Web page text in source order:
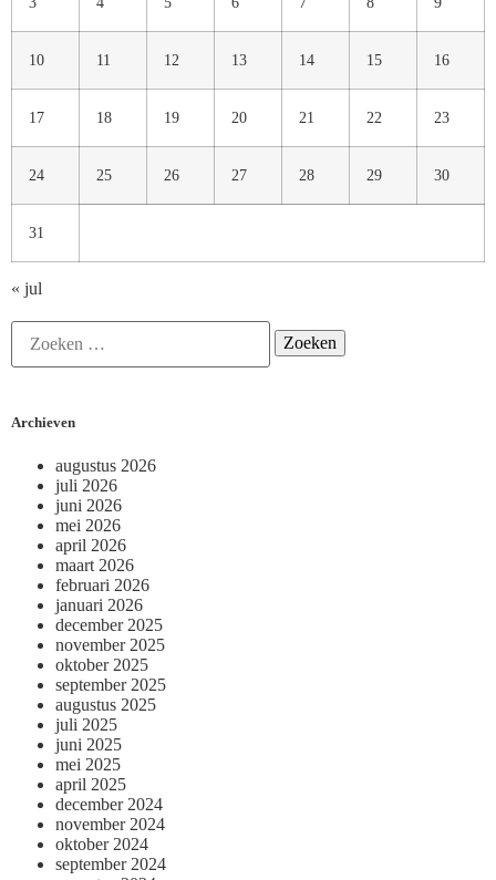
10 11 12 13 14 15 16
17 18 19 20 21 22 23
24 25 26 27 28 29 30
31
« jul
Archieven
augustus 2026
juli 2026
juni 2026
mei 2026
april 2026
maart 2026
februari 2026
januari 2026
december 2025
november 2025
oktober 2025
september 2025
augustus 2025
juli 2025
juni 2025
mei 2025
april 2025
december 2024
november 2024
oktober 2024
september 2024